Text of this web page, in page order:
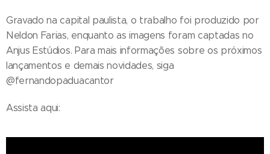
Gravado na capital paulista, o trabalho foi produzido por
Neldon Farias, enquanto as imagens foram captadas no
Anjus Estúdios. Para mais informações sobre os próximos
lançamentos e demais novidades, siga
@fernandopaduacantor
Assista aqui: